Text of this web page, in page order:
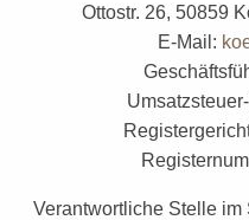
Ottostr. 26, 50859
E-Mail:
Verantwortliche Stelle im